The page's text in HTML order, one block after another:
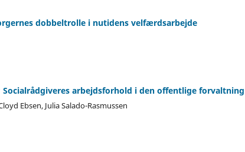
dobbeltrolle i nutidens velfærdsarbejde
Socialrådgiveres arbejdsforhold i den offentlige forvaltning
Ebsen, Julia Salado-Rasmussen